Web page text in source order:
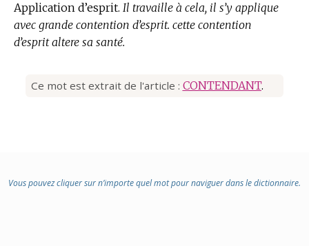
Application d’esprit. Il travaille à cela, il s’y applique
avec grande contention d’esprit. cette contention
d’esprit altere sa santé.
Ce mot est extrait de l'article : CONTENDANT.
Vous pouvez cliquer sur n’importe quel mot pour naviguer dans le dictionnaire.